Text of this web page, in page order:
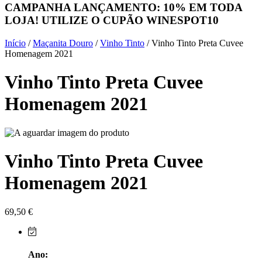
Herdade do Sobroso Alentejo
Herdade dos Coteis Alentejo
Herdade Papa Leite - Alentejo
Horacio Simoes Setubal
Isento - Douro
Já Te Disse - Alentejo
João Tique - Top Wines - Alentejo
CAMPANHA LANÇAMENTO: 10% EM TODA
LOJA! UTILIZE O CUPÃO WINESPOT10
Início /Maçanita Douro /Vinho Tinto / Vinho Tinto Preta Cuvee
Homenagem 2021
Vinho Tinto Preta Cuvee
Homenagem 2021
Vinho Tinto Preta Cuvee
Homenagem 2021
69,50 €
Ano: